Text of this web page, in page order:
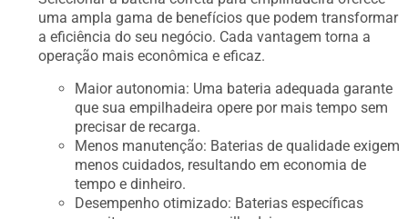
uma ampla gama de benefícios que podem transformar
a eficiência do seu negócio. Cada vantagem torna a
operação mais econômica e eficaz.
Maior autonomia: Uma bateria adequada garante
que sua empilhadeira opere por mais tempo sem
precisar de recarga.
Menos manutenção: Baterias de qualidade exigem
menos cuidados, resultando em economia de
tempo e dinheiro.
Desempenho otimizado: Baterias específicas